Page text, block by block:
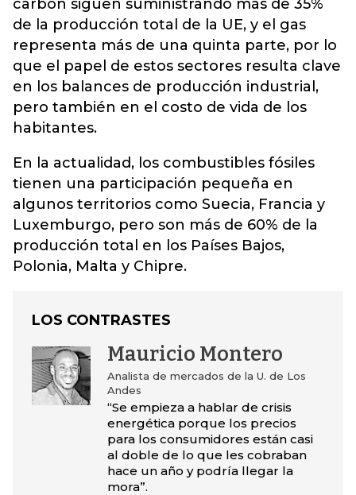
carbón siguen suministrando más de 35%
de la producción total de la UE, y el gas
representa más de una quinta parte, por lo
que el papel de estos sectores resulta clave
en los balances de producción industrial,
pero también en el costo de vida de los
habitantes.
En la actualidad, los combustibles fósiles
tienen una participación pequeña en
algunos territorios como Suecia, Francia y
Luxemburgo, pero son más de 60% de la
producción total en los Países Bajos,
Polonia, Malta y Chipre.
LOS CONTRASTES
Mauricio Montero
Analista de mercados de la U. de Los
Andes
“Se empieza a hablar de crisis
energética porque los precios
para los consumidores están casi
al doble de lo que les cobraban
hace un año y podría llegar la
mora”.